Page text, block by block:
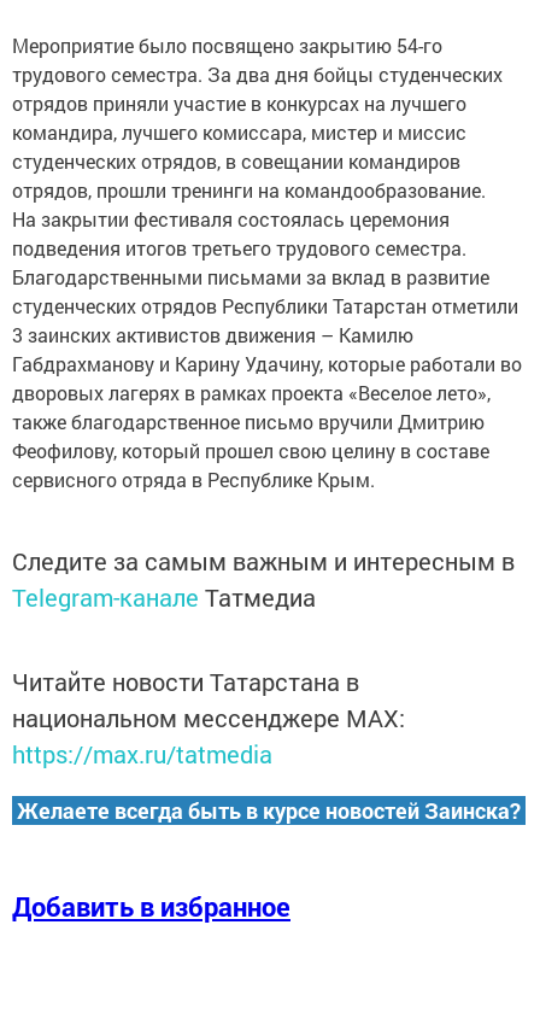
Мероприятие было посвящено закрытию 54-го
трудового семестра. За два дня бойцы студенческих
отрядов приняли участие в конкурсах на лучшего
командира, лучшего комиссара, мистер и миссис
студенческих отрядов, в совещании командиров
отрядов, прошли тренинги на командообразование.
На закрытии фестиваля состоялась церемония
подведения итогов третьего трудового семестра.
Благодарственными письмами за вклад в развитие
студенческих отрядов Республики Татарстан отметили
3 заинских активистов движения – Камилю
Габдрахманову и Карину Удачину, которые работали во
дворовых лагерях в рамках проекта «Веселое лето»,
также благодарственное письмо вручили Дмитрию
Феофилову, который прошел свою целину в составе
сервисного отряда в Республике Крым.
Следите за самым важным и интересным в
Telegram-канале Татмедиа
Читайте новости Татарстана в
национальном мессенджере MАХ:
https://max.ru/tatmedia
Желаете всегда быть в курсе новостей Заинска?
Добавить в избранное